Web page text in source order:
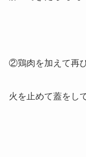
②鶏肉を加えて再
火を止めて蓋をし